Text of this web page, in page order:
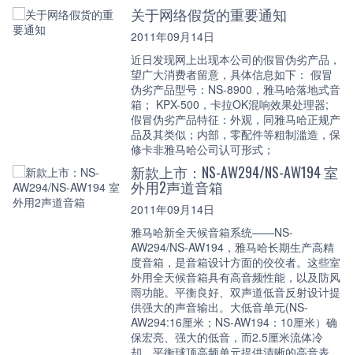
关于网络假货的重要通知
2011年09月14日
近日发现网上出现本公司的假冒伪劣产品，
望广大消费者留意，具体信息如下： 假冒
伪劣产品型号：NS-8900，雅马哈落地式音
箱； KPX-500，卡拉OK混响效果处理器;
假冒伪劣产品特征：外观，同雅马哈正规产
品及其类似；内部，零配件等粗制滥造，保
修卡非雅马哈公司认可形式；
新款上市：NS-AW294/NS-AW194 室
外用2声道音箱
2011年09月14日
雅马哈新全天候音箱系统——NS-
AW294/NS-AW194，雅马哈长期生产高精
度音箱，是音箱设计方面的佼佼者。这些室
外用全天候音箱具有高音频性能，以及防风
雨功能。平衡良好、双声道低音反射设计提
供强大的声音输出。大低音单元(NS-
AW294:16厘米；NS-AW194：10厘米）确
保宏亮、强大的低音，而2.5厘米流体冷
却、平衡球顶高频单元提供清晰的高音表